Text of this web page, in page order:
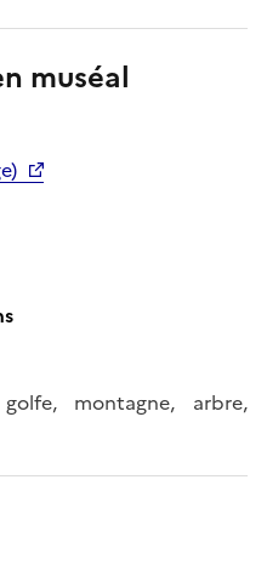
muséal
montagne, arbre,